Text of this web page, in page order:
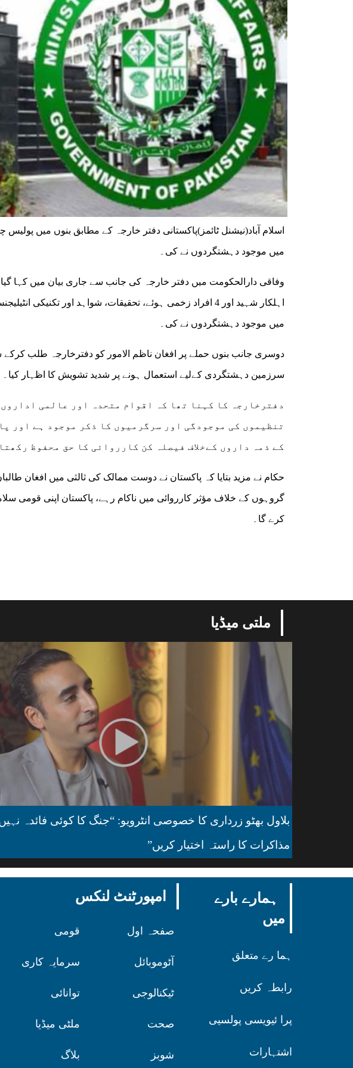
اسلام آباد(نیشنل ٹائمز)پاکستانی دفتر خارجہ کے مطابق بنوں میں
میں موجود دہشتگردوں نے کی۔
اہلکار شہید اور 4 افراد زخمی ہوئے، تحقیقات، شواہد اور
میں موجود دہشتگردوں نے کی۔
دوسری جانب بنوں حملے پر افغان ناظم الامور کو دفترخارجہ طلب کرکے
سرزمین دہشتگردی کےلیے استعمال ہونے پر شدید تشویش کا اظہار کیا۔
دفترخارجہ کا کہنا تھا کہ اقوام متحدہ اور عالمی
تنظیموں کی موجودگی اور سرگرمیوں کا ذکر موجود ہے اور
کے ذمہ داروں کےخلاف فیصلہ کن کارروائی کا حق محفوظ رکھتا
حکام نے مزید بتایا کہ پاکستان نے دوست ممالک کی ثالثی میں افغان
گروہوں کے خلاف مؤثر کارروائی میں ناکام رہے، پاکستان اپنی قومی
کرے گا۔
ملتی میڈیا
بلاول بھٹو زرداری کا خصوصی انٹرویو: “جنگ کا کوئی فائدہ
مذاکرات کا راستہ اختیار کریں”
ہمارے بارے
میں
ہما رے متعلق
رابطہ کریں
پرا ئیویسی پولسیی
اشتہارات
امپورٹنٹ لنکس
صفحہ اول قومی
آٹوموبائل سرمایہ کاری
ٹیکنالوجی توانائی
صحت ملٹی میڈیا
شوبز بلاگ